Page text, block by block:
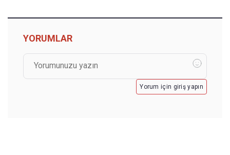
YORUMLAR
Yorum için giriş yapın